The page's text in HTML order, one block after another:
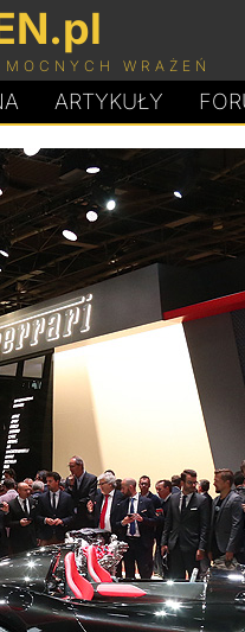
WRAŻEŃ
A ARTYKUŁY